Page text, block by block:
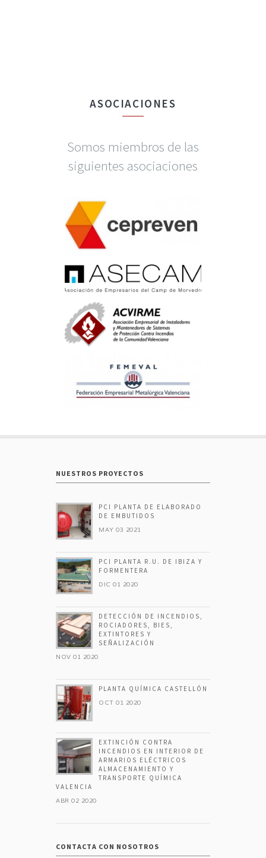
ASOCIACIONES
Somos miembros de las
siguientes asociaciones
NUESTROS PROYECTOS
PCI PLANTA DE ELABORADO
DE EMBUTIDOS
MAY 03 2021
PCI PLANTA R.U. DE IBIZA Y
FORMENTERA
DIC 01 2020
DETECCIÓN DE INCENDIOS,
ROCIADORES, BIES,
EXTINTORES Y
SEÑALIZACIÓN
NOV 01 2020
PLANTA QUÍMICA CASTELLÓN
OCT 01 2020
EXTINCIÓN CONTRA
INCENDIOS EN INTERIOR DE
ARMARIOS ELÉCTRICOS
ALMACENAMIENTO Y
TRANSPORTE QUÍMICA
VALENCIA
ABR 02 2020
CONTACTA CON NOSOTROS